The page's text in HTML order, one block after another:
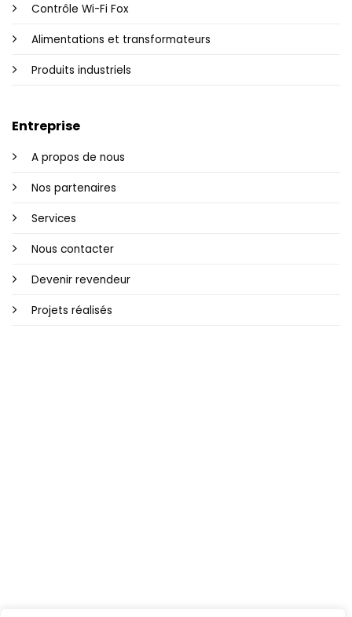
Contrôle Wi-Fi Fox
Alimentations et transformateurs
Produits industriels
Entreprise
A propos de nous
Nos partenaires
Services
Nous contacter
Devenir revendeur
Projets réalisés